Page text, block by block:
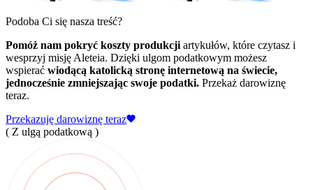
Podoba Ci się nasza treść?
Pomóż nam pokryć koszty produkcji artykułów, które czytasz i
wesprzyj misję Aleteia. Dzięki ulgom podatkowym możesz
wspierać wiodącą katolicką stronę internetową na świecie,
jednocześnie zmniejszając swoje podatki. Przekaż darowiznę
teraz.
Przekazuję darowiznę teraz
( Z ulgą podatkową )